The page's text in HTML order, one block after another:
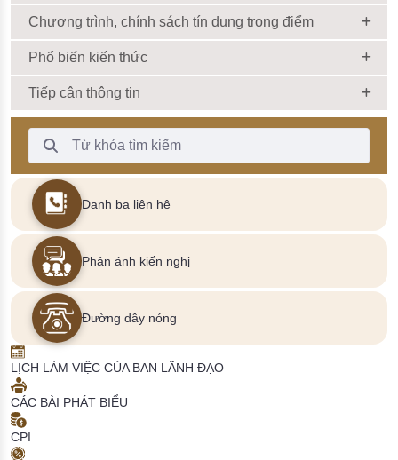
Chương trình, chính sách tín dụng trọng điểm
Phổ biến kiến thức
Tiếp cận thông tin
Thanh Tìm kiếm
Danh bạ liên hệ
Phản ánh kiến nghị
Đường dây nóng
LỊCH LÀM VIỆC CỦA BAN LÃNH ĐẠO
CÁC BÀI PHÁT BIỂU
CPI